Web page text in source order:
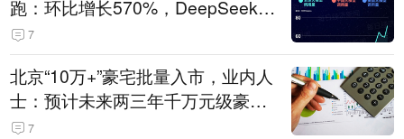
跑：环比增长570%，DeepSeek-V
4-Flash正式版登顶！MiniMax M
3、阶跃星辰Step 3.7 Flash跌出榜
单
7
北京“10万+”豪宅批量入市，业内人
士：预计未来两三年千万元级豪宅
潜在供应达万套！谁在买单？
7